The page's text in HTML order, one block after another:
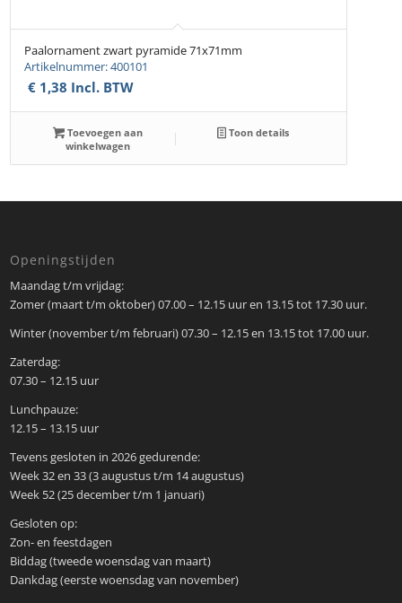
Paalornament zwart pyramide 71x71mm
Artikelnummer: 400101
€ 1,38 Incl. BTW
Toevoegen aan
winkelwagen
Toon details
Openingstijden
Maandag t/m vrijdag:
Zomer (maart t/m oktober) 07.00 – 12.15 uur en 13.15 tot 17.30 uur.
Winter (november t/m februari) 07.30 – 12.15 en 13.15 tot 17.00 uur.
Zaterdag:
07.30 – 12.15 uur
Lunchpauze:
12.15 – 13.15 uur
Tevens gesloten in 2026 gedurende:
Week 32 en 33 (3 augustus t/m 14 augustus)
Week 52 (25 december t/m 1 januari)
Gesloten op:
Zon- en feestdagen
Biddag (tweede woensdag van maart)
Dankdag (eerste woensdag van november)